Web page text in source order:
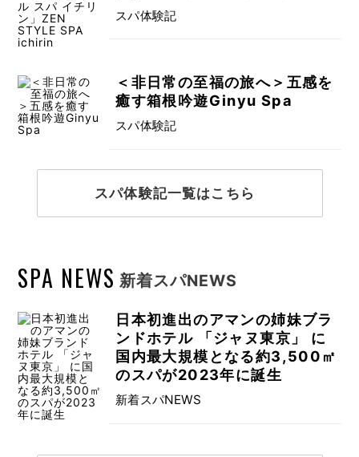
スパ体験記
＜非日常の至福の旅へ＞五感を
癒す箱根吟遊Ginyu Spa
スパ体験記
スパ体験記一覧はこちら
SPA NEWS 新着スパNEWS
日本初進出のアマンの姉妹ブラ
ンドホテル 「ジャヌ東京」 に
国内最大規模となる約3,500㎡
のスパが2023年に誕生
新着スパNEWS